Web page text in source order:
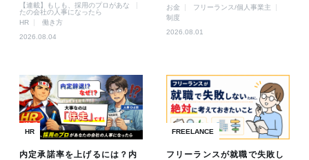
【連載】もしも、採用のプロがあな
たの会社の人事になったら
HR
働き方
2026.08.04
お金
フリーランス/個人事業主
制度
2026.08.01
HR
内定承諾率を上げるには？内
FREELANCE
フリーランスが就職で失敗し